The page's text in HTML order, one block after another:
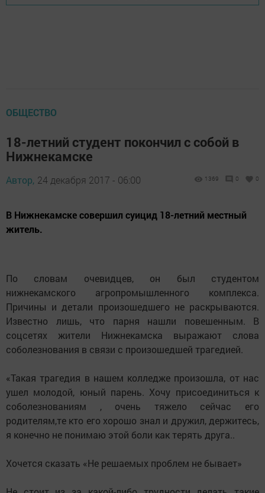
ОБЩЕСТВО
18-летний студент покончил с собой в
Нижнекамске
Автор, 24 декабря 2017 - 06:00 1369 0 0
В Нижнекамске совершил суицид 18-летний местный
житель.
По словам очевидцев, он был студентом
нижнекамского агропромышленного комплекса.
Причины и детали произошедшего не раскрываются.
Известно лишь, что парня нашли повешенным. В
соцсетях жители Нижнекамска выражают слова
соболезнования в связи с произошедшей трагедией.
«Такая трагедия в нашем колледже произошла, от нас
ушел молодой, юный парень. Хочу присоединиться к
соболезнованиям , очень тяжело сейчас его
родителям,те кто его хорошо знал и дружил, держитесь,
я конечно не понимаю этой боли как терять друга..
Хочется сказать «Не решаемых проблем не бывает»